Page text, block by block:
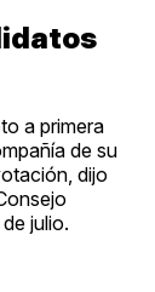
a primera
de su
dijo
julio.